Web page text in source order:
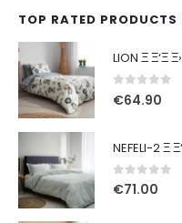
TOP RATED PRODUCTS
LION Ξ Ξ‘Ξ
0out of 5
€64.90
NEFELI-2 Ξ
0out of 5
€71.00